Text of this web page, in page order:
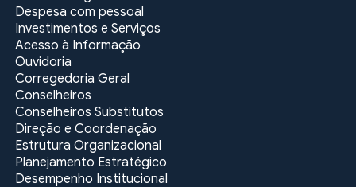
Despesa com pessoal
Investimentos e Serviços
Acesso à Informação
Ouvidoria
Corregedoria Geral
Conselheiros
Conselheiros Substitutos
Direção e Coordenação
Estrutura Organizacional
Planejamento Estratégico
Desempenho Institucional